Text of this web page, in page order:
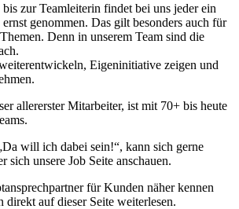
zur Teamleiterin findet bei uns jeder ein
genommen. Das gilt besonders auch für
Denn in unserem Team sind die
Eigeninitiative zeigen und
allererster Mitarbeiter, ist mit 70+ bis heute
will ich dabei sein!“, kann sich gerne
sich unsere Job Seite anschauen.
für Kunden näher kennen
direkt auf dieser Seite weiterlesen.